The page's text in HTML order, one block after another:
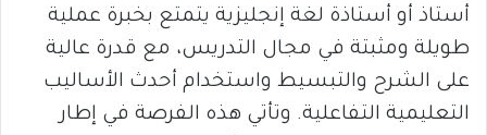
أستاذ أو أستاذة لغة إنجليزية يتمتع بخبرة عملية
طويلة ومثبتة في مجال التدريس، مع قدرة عالية
على الشرح والتبسيط واستخدام أحدث الأساليب
التعليمية التفاعلية. وتأتي هذه الفرصة في إطار